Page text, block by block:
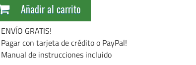
Añadir al carrito
ENVÍO GRATIS!
Pagar con tarjeta de crédito o PayPal!
Manual de instrucciones incluido